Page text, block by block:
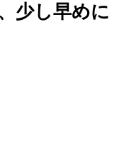
少し早めに